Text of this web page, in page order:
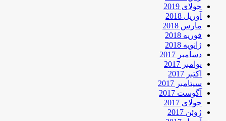
جولای 2019
آوریل 2018
مارس 2018
فوریه 2018
ژانویه 2018
دسامبر 2017
نوامبر 2017
اکتبر 2017
سپتامبر 2017
آگوست 2017
جولای 2017
ژوئن 2017